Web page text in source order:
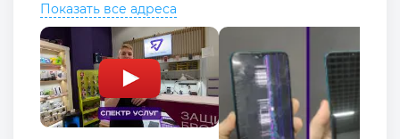
Показать все адреса